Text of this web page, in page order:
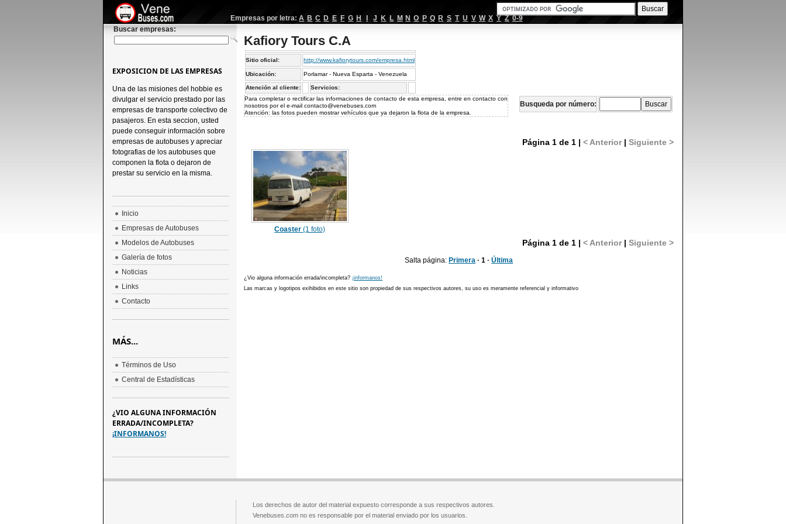
Empresas por letra: A B C D E F G H J K L M N O P Q R S T U V W X Y Z 0-9
Buscar empresas:
Kafiory Tours C.A
Sitio oficial: http://www.kafiorytours.com/empresa.html
Ubicación: Porlamar - Nueva Esparta - Venezuela
Atención al cliente:
Servicios:
Para completar o rectificar las informaciones de contacto de esta empresa, entre en contacto con
nosotros por el e-mailcontacto@venebuses.com
Atención: las fotos pueden mostrar vehículos que ya dejaron la flota de la empresa.
Busqueda por número:
Página 1 de 1 |< Anterior|Siguiente >
Coaster (1 foto)
Página 1 de 1 |< Anterior|Siguiente >
Salta página: Primera · 1 ·Última
¿Vio alguna información errada/incompleta? ¡informanos!
Las marcas y logotipos exihibidos en este sitio son propiedad de sus respectivos autores, su uso es meramente referencial y informativo
EXPOSICION DE LAS EMPRESAS
Una de las misiones del hobbie es
divulgar el servicio prestado por las
empresas de transporte colectivo de
pasajeros. En esta seccion, usted
puede conseguir información sobre
empresas de autobuses y apreciar
fotografias de los autobuses que
componen la flota o dejaron de
prestar su servicio en la misma.
Inicio
Empresas de Autobuses
Modelos de Autobuses
Galería de fotos
Noticias
Links
Contacto
MÁS...
Términos de Uso
Central de Estadísticas
¿VIO ALGUNA INFORMACIÓN
ERRADA/INCOMPLETA?
¡INFORMANOS!
Los derechos de autor del material expuesto corresponde a sus respectivos autores.
Venebuses.com no es responsable por el material enviado por los usuarios.